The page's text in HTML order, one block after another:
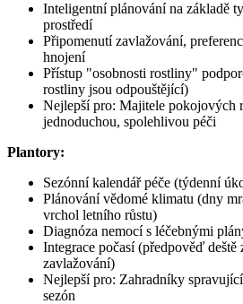
Inteligentní plánování na základě
prostředí
Připomenutí zavlažování,
hnojení
Přístup "osobnosti rostliny"
rostliny jsou odpouštějící)
Nejlepší pro: Majitele pokojových
jednoduchou, spolehlivou péči
Plantory:
Sezónní kalendář péče (týdenní
Plánování vědomé klimatu (dny
vrchol letního růstu)
Diagnóza nemocí s léčebnými
Integrace počasí (předpověď deště
zavlažování)
Nejlepší pro: Zahradníky
sezón